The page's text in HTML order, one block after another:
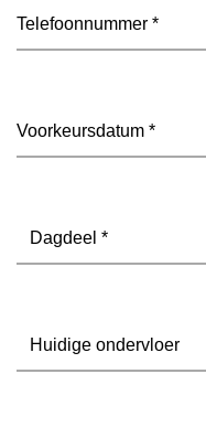
Telefoon
Datum (Vereist)
Dagdeel (Vereist)
Ondervloer (Vereist)